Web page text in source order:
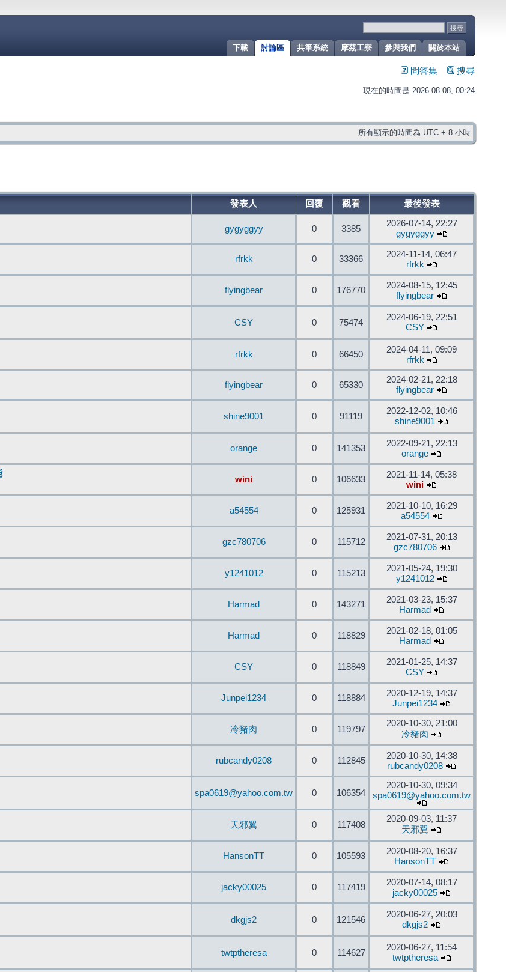
關於本站
參與我們
摩茲工寮
共筆系統
討論區
下載
問答集 搜尋
現在的時間是 2026-08-08, 00:24
所有顯示的時間為 UTC + 8 小時
發表人 回覆 觀看 最後發表
gygyggyy 0 3385
2026-07-14, 22:27
gygyggyy
rfrkk 0 33366
2024-11-14, 06:47
rfrkk
flyingbear 0 176770
2024-08-15, 12:45
flyingbear
CSY 0 75474
2024-06-19, 22:51
CSY
rfrkk 0 66450
2024-04-11, 09:09
rfrkk
flyingbear 0 65330
2024-02-21, 22:18
flyingbear
shine9001 0 91119
2022-12-02, 10:46
shine9001
orange 0 141353
2022-09-21, 22:13
orange
wini 0 106633
2021-11-14, 05:38
wini
a54554 0 125931
2021-10-10, 16:29
a54554
gzc780706 0 115712
2021-07-31, 20:13
gzc780706
y1241012 0 115213
2021-05-24, 19:30
y1241012
Harmad 0 143271
2021-03-23, 15:37
Harmad
Harmad 0 118829
2021-02-18, 01:05
Harmad
CSY 0 118849
2021-01-25, 14:37
CSY
Junpei1234 0 118884
2020-12-19, 14:37
Junpei1234
冷豬肉 0 119797
2020-10-30, 21:00
冷豬肉
rubcandy0208 0 112845
2020-10-30, 14:38
rubcandy0208
spa0619@yahoo.com.tw 0 106354
2020-10-30, 09:34
spa0619@yahoo.com.tw
天邪翼 0 117408
2020-09-03, 11:37
天邪翼
HansonTT 0 105593
2020-08-20, 16:37
HansonTT
jacky00025 0 117419
2020-07-14, 08:17
jacky00025
dkgjs2 0 121546
2020-06-27, 20:03
dkgjs2
twtptheresa 0 114627
2020-06-27, 11:54
twtptheresa